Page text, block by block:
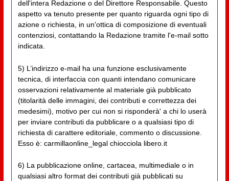
dell'intera Redazione o del Direttore Responsabile. Questo
aspetto va tenuto presente per quanto riguarda ogni tipo di
azione o richiesta, in un'ottica di composizione di eventuali
contenziosi, contattando la Redazione tramite l'e-mail sotto
indicata.
5) L’indirizzo e-mail ha una funzione esclusivamente
tecnica, di interfaccia con quanti intendano comunicare
osservazioni relativamente al materiale già pubblicato
(titolarità delle immagini, dei contributi e correttezza dei
medesimi), motivo per cui non si risponderà' a chi lo userà
per inviare contributi da pubblicare o a qualsiasi tipo di
richiesta di carattere editoriale, commento o discussione.
Esso è: carmillaonline_legal chiocciola libero.it
6) La pubblicazione online, cartacea, multimediale o in
qualsiasi altro format dei contributi già pubblicati su